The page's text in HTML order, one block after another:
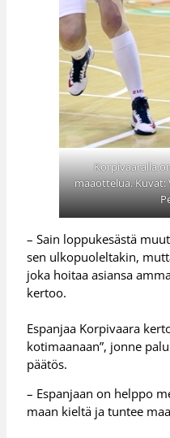
Korpivaaralla
maaottelua. Kuvat:
– Sain loppukesästä
sen ulkopuoleltakin,
joka hoitaa asiansa
kertoo.
Espanjaa Korpivaara
kotimaanaan”, jonne
päätös.
– Espanjaan on helppo
maan kieltä ja tuntee